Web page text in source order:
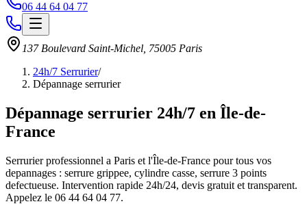
06 44 64 04 77
137 Boulevard Saint-Michel 75005 Paris
24h/7 Serrurier/
Dépannage serrurier
Dépannage serrurier 24h/7 en Île-de-
France
Serrurier professionnel a Paris et l'Île-de-France pour tous vos
depannages : serrure grippee, cylindre casse, serrure 3 points
defectueuse. Intervention rapide 24h/24, devis gratuit et transparent.
Appelez le 06 44 64 04 77.